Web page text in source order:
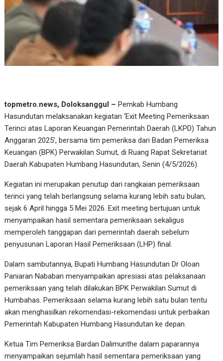
topmetro.news, Doloksanggul – Pemkab Humbang
Hasundutan melaksanakan kegiatan ‘Exit Meeting Pemeriksaan
Terinci atas Laporan Keuangan Pemerintah Daerah (LKPD) Tahun
Anggaran 2025’, bersama tim pemeriksa dari Badan Pemeriksa
Keuangan (BPK) Perwakilan Sumut, di Ruang Rapat Sekretariat
Daerah Kabupaten Humbang Hasundutan, Senin (4/5/2026).
Kegiatan ini merupakan penutup dari rangkaian pemeriksaan
terinci yang telah berlangsung selama kurang lebih satu bulan,
sejak 6 April hingga 5 Mei 2026. Exit meeting bertujuan untuk
menyampaikan hasil sementara pemeriksaan sekaligus
memperoleh tanggapan dari pemerintah daerah sebelum
penyusunan Laporan Hasil Pemeriksaan (LHP) final.
Dalam sambutannya, Bupati Humbang Hasundutan Dr Oloan
Paniaran Nababan menyampaikan apresiasi atas pelaksanaan
pemeriksaan yang telah dilakukan BPK Perwakilan Sumut di
Humbahas. Pemeriksaan selama kurang lebih satu bulan tentu
akan menghasilkan rekomendasi-rekomendasi untuk perbaikan
Pemerintah Kabupaten Humbang Hasundutan ke depan.
Ketua Tim Pemeriksa Bardan Dalimunthe dalam paparannya
menyampaikan sejumlah hasil sementara pemeriksaan yang